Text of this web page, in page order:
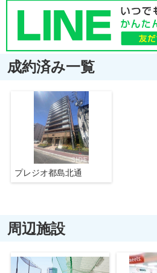
成約済み一覧
プレジオ都島北通
周辺施設